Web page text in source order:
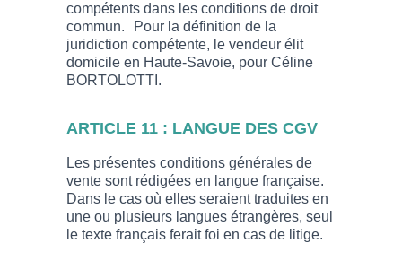
compétents dans les conditions de droit
commun. Pour la définition de la
juridiction compétente, le vendeur élit
domicile en Haute-Savoie, pour Céline
BORTOLOTTI.
ARTICLE 11 : LANGUE DES CGV
Les présentes conditions générales de
vente sont rédigées en langue française.
Dans le cas où elles seraient traduites en
une ou plusieurs langues étrangères, seul
le texte français ferait foi en cas de litige.